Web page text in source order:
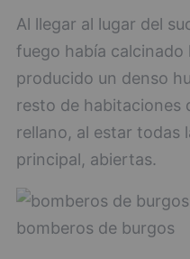
Al llegar al lugar del
fuego había calcinado
producido un denso
resto de habitaciones
rellano, al estar todas
principal, abiertas.
bomberos de burgos